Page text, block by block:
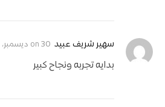
سهير شريف عبيد 30 ديسمبر، 2025 1:19 ص
بدايه تجربه ونجاح كبير